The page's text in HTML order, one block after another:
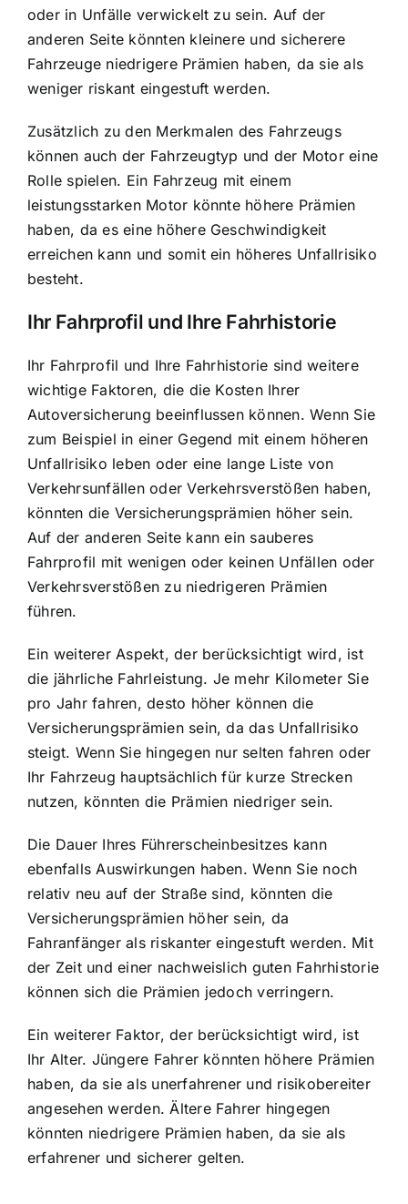
oder in Unfälle verwickelt zu sein. Auf der
anderen Seite könnten kleinere und sicherere
Fahrzeuge niedrigere Prämien haben, da sie als
weniger riskant eingestuft werden.
Zusätzlich zu den Merkmalen des Fahrzeugs
können auch der Fahrzeugtyp und der Motor eine
Rolle spielen. Ein Fahrzeug mit einem
leistungsstarken Motor könnte höhere Prämien
haben, da es eine höhere Geschwindigkeit
erreichen kann und somit ein höheres Unfallrisiko
besteht.
Ihr Fahrprofil und Ihre Fahrhistorie
Ihr Fahrprofil und Ihre Fahrhistorie sind weitere
wichtige Faktoren, die die Kosten Ihrer
Autoversicherung beeinflussen können. Wenn Sie
zum Beispiel in einer Gegend mit einem höheren
Unfallrisiko leben oder eine lange Liste von
Verkehrsunfällen oder Verkehrsverstößen haben,
könnten die Versicherungsprämien höher sein.
Auf der anderen Seite kann ein sauberes
Fahrprofil mit wenigen oder keinen Unfällen oder
Verkehrsverstößen zu niedrigeren Prämien
führen.
Ein weiterer Aspekt, der berücksichtigt wird, ist
die jährliche Fahrleistung. Je mehr Kilometer Sie
pro Jahr fahren, desto höher können die
Versicherungsprämien sein, da das Unfallrisiko
steigt. Wenn Sie hingegen nur selten fahren oder
Ihr Fahrzeug hauptsächlich für kurze Strecken
nutzen, könnten die Prämien niedriger sein.
Die Dauer Ihres Führerscheinbesitzes kann
ebenfalls Auswirkungen haben. Wenn Sie noch
relativ neu auf der Straße sind, könnten die
Versicherungsprämien höher sein, da
Fahranfänger als riskanter eingestuft werden. Mit
der Zeit und einer nachweislich guten Fahrhistorie
können sich die Prämien jedoch verringern.
Ein weiterer Faktor, der berücksichtigt wird, ist
Ihr Alter. Jüngere Fahrer könnten höhere Prämien
haben, da sie als unerfahrener und risikobereiter
angesehen werden. Ältere Fahrer hingegen
könnten niedrigere Prämien haben, da sie als
erfahrener und sicherer gelten.